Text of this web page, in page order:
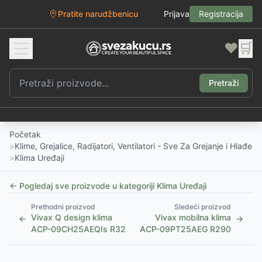
Pratite narudžbenicu Prijava Registracija
❤️ 🛒
Pretraži
Početak
>Klime, Grejalice, Radijatori, Ventilatori - Sve Za Grejanje i
>Klima Uređaji
← Pogledaj sve proizvode u kategoriji Klima Uređaji
←
Prethodni proizvod
Vivax Q design klima
ACP-09CH25AEQIs R32
Sledeći proizvod
Vivax mobilna klima
ACP-09PT25AEG R290
→